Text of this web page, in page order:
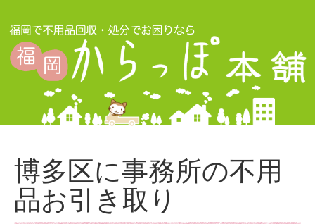
博多区に事務所の不用
品お引き取り